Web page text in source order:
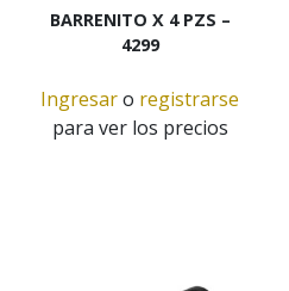
BARRENITO X 4 PZS –
4299
Ingresaro registrarse
para ver los precios